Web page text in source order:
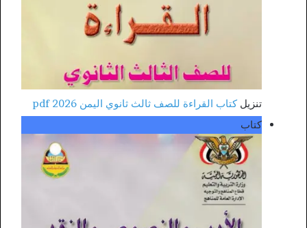
تنزيلكتاب القراءة للصف ثالث ثانوي اليمن 2026 pdf
كتاب